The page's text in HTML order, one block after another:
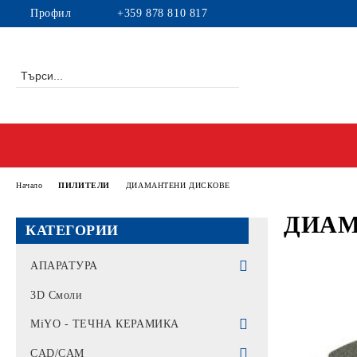
Профил +359 878 810 817
КАТЕГОРИИ
АПАРАТУРА
Интраорални скенери
Машини за фрезоване
Печки за синтероване
3D Смоли
MiYO - ТЕЧНА КЕРАМИКА
MiYO COLOR
CAD/CAM
Начало ПИЛИТЕЛИ ДИАМАНТЕНИ ДИСКОВЕ